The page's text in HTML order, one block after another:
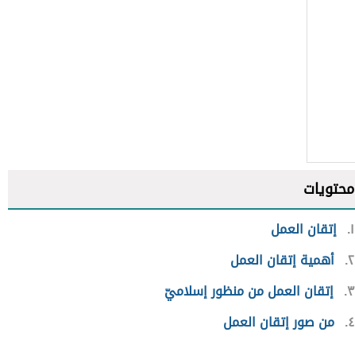
محتويات
١ إتقان العمل
٢ أهمية إتقان العمل
٣ إتقان العمل من منظور إسلاميّ
٤ من صور إتقان العمل